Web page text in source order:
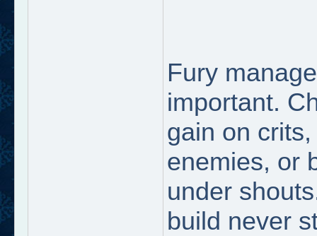
Fury
important.
gain on
enemies, or
under
build never